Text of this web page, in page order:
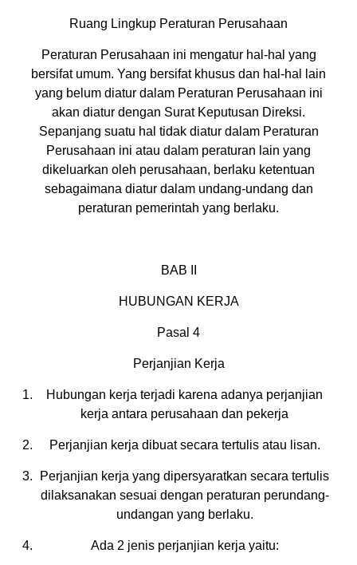
Ruang Lingkup Peraturan Perusahaan
Peraturan Perusahaan ini mengatur hal-hal yang
bersifat umum. Yang bersifat khusus dan hal-hal lain
yang belum diatur dalam Peraturan Perusahaan ini
akan diatur dengan Surat Keputusan Direksi.
Sepanjang suatu hal tidak diatur dalam Peraturan
Perusahaan ini atau dalam peraturan lain yang
dikeluarkan oleh perusahaan, berlaku ketentuan
sebagaimana diatur dalam undang-undang dan
peraturan pemerintah yang berlaku.
BAB II
HUBUNGAN KERJA
Pasal 4
Perjanjian Kerja
Hubungan kerja terjadi karena adanya perjanjian
kerja antara perusahaan dan pekerja
Perjanjian kerja dibuat secara tertulis atau lisan.
Perjanjian kerja yang dipersyaratkan secara tertulis
dilaksanakan sesuai dengan peraturan perundang-
undangan yang berlaku.
Ada 2 jenis perjanjian kerja yaitu: